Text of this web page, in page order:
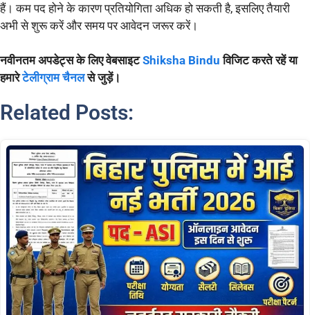
हैं। कम पद होने के कारण प्रतियोगिता अधिक हो सकती है, इसलिए तैयारी
अभी से शुरू करें और समय पर आवेदन जरूर करें।
नवीनतम अपडेट्स के लिए वेबसाइटShiksha Bindu विजिट करते रहें या
हमारेटेलीग्राम चैनल से जुड़ें।
Related Posts: